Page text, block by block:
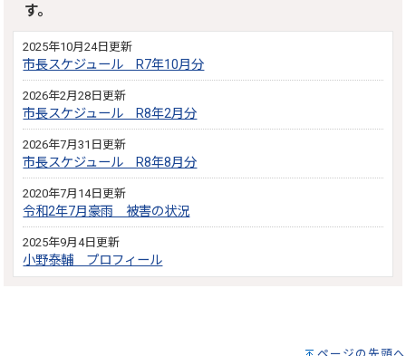
す。
2025年10月24日更新
市長スケジュール R7年10月分
2026年2月28日更新
市長スケジュール R8年2月分
2026年7月31日更新
市長スケジュール R8年8月分
2020年7月14日更新
令和2年7月豪雨 被害の状況
2025年9月4日更新
小野泰輔 プロフィール